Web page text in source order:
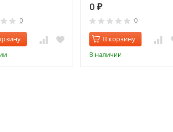
0
0 ₽
0
В корзину
В наличии